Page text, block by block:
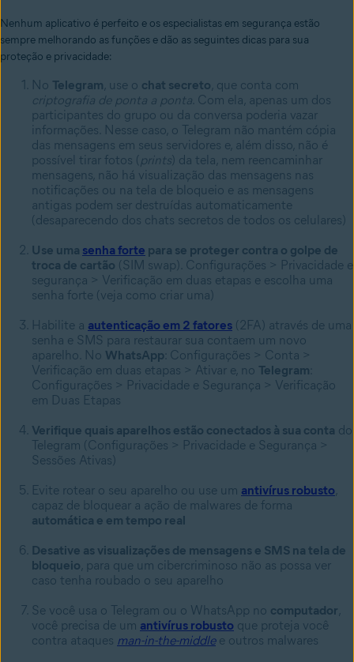
Nenhum aplicativo é perfeito e os especialistas em segurança estão
sempre melhorando as funções e dão as seguintes dicas para sua
proteção e privacidade:
No Telegram, use o chat secreto, que conta com
criptografia de ponta a ponta . Com ela, apenas um dos
participantes do grupo ou da conversa poderia vazar
informações. Nesse caso, o Telegram não mantém cópia
das mensagens em seus servidores e, além disso, não é
possível tirar fotos ( prints) da tela, nem reencaminhar
mensagens, não há visualização das mensagens nas
notificações ou na tela de bloqueio e as mensagens
antigas podem ser destruídas automaticamente
(desaparecendo dos chats secretos de todos os celulares)
Use uma senha forte para se proteger contra o golpe de
troca de cartão (SIM swap). Configurações > Privacidade e
segurança > Verificação em duas etapas e escolha uma
senha forte (veja como criar uma)
Habilite a autenticação em 2 fatores (2FA) através de uma
senha e SMS para restaurar sua contaem um novo
aparelho. No WhatsApp : Configurações > Conta >
Verificação em duas etapas > Ativar e, no Telegram
Configurações > Privacidade e Segurança > Verificação
em Duas Etapas
Verifique quais aparelhos estão conectados à sua conta do
Telegram (Configurações > Privacidade e Segurança >
Sessões Ativas)
Evite rotear o seu aparelho ou use um antivírus robusto,
capaz de bloquear a ação de malwares de forma
automática e em tempo real
Desative as visualizações de mensagens e SMS na tela de
bloqueio, para que um cibercriminoso não as possa ver
caso tenha roubado o seu aparelho
Se você usa o Telegram ou o WhatsApp no computador,
você precisa de um antivírus robusto que proteja você
contra ataques man-in-the-middlee outros malwares